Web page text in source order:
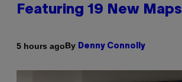
Featuring 19 New Maps
5 hours agoBy Denny Connolly